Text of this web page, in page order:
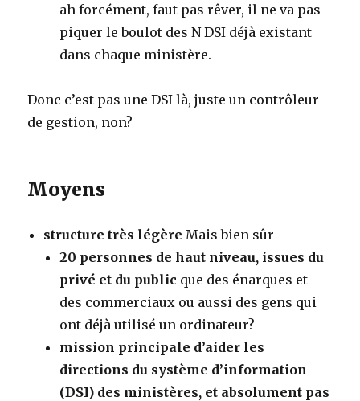
ah forcément, faut pas rêver, il ne va pas
piquer le boulot des N DSI déjà existant
dans chaque ministère.
Donc c’est pas une DSI là, juste un contrôleur
de gestion, non?
Moyens
structure très légère Mais bien sûr
20 personnes de haut niveau, issues du
privé et du public que des énarques et
des commerciaux ou aussi des gens qui
ont déjà utilisé un ordinateur?
mission principale d’aider les
directions du système d’information
(DSI) des ministères, et absolument pas